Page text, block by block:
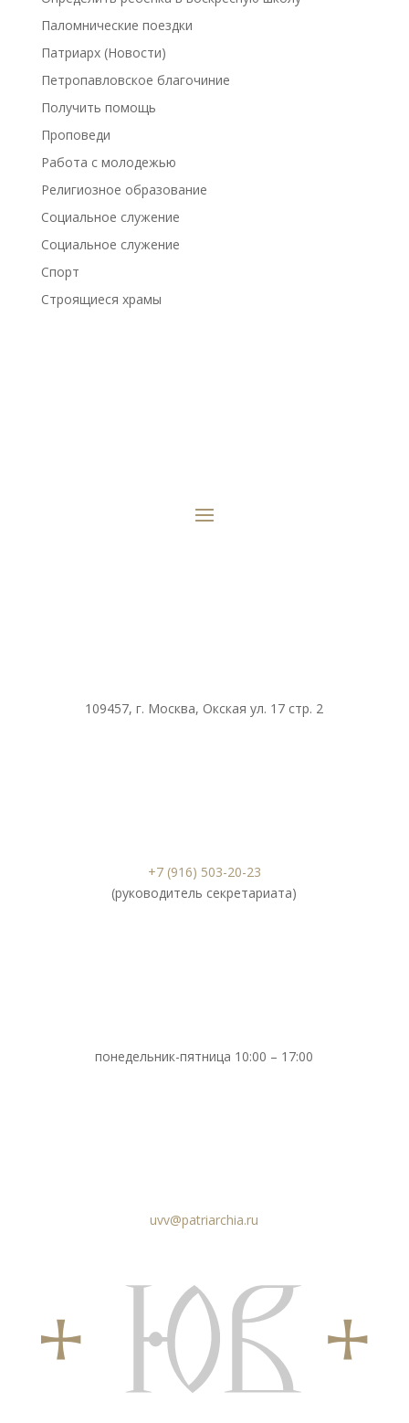
Паломнические поездки
Патриарх (Новости)
Петропавловское благочиние
Получить помощь
Проповеди
Работа с молодежью
Религиозное образование
Социальное служение
Социальное служение
Спорт
Строящиеся храмы
109457, г. Москва, Окская ул. 17 стр. 2
+7 (916) 503-20-23
(руководитель секретариата)
понедельник-пятница 10:00 – 17:00
uvv@patriarchia.ru